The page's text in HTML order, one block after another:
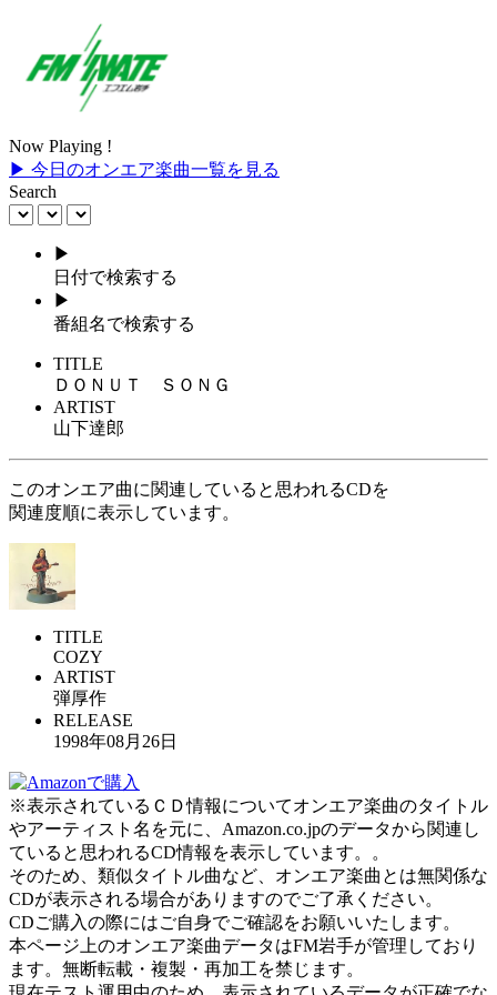
Now Playing !
▶ 今日のオンエア楽曲一覧を見る
Search
▶
日付で検索する
▶
番組名で検索する
TITLE
ＤＯＮＵＴ ＳＯＮＧ
ARTIST
山下達郎
このオンエア曲に関連していると思われるCDを
関連度順に表示しています。
TITLE
COZY
ARTIST
弾厚作
RELEASE
1998年08月26日
※表示されているＣＤ情報についてオンエア楽曲のタイトル
やアーティスト名を元に、Amazon.co.jpのデータから関連し
ていると思われるCD情報を表示しています。。
そのため、類似タイトル曲など、オンエア楽曲とは無関係な
CDが表示される場合がありますのでご了承ください。
CDご購入の際にはご自身でご確認をお願いいたします。
本ページ上のオンエア楽曲データはFM岩手が管理しており
ます。無断転載・複製・再加工を禁じます。